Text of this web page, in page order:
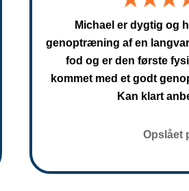
Michael er dygtig og
genoptræning af en
fod og er den første
kommet med et godt
Kan klart
Opslået